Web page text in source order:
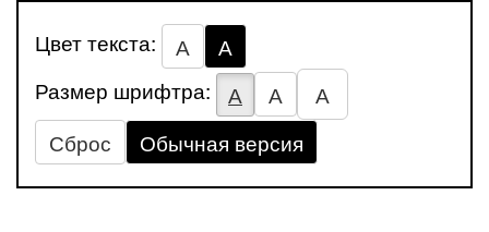
Цвет текста: А
А
Размер шрифтра:
А А
А
Сброс
Обычная версия